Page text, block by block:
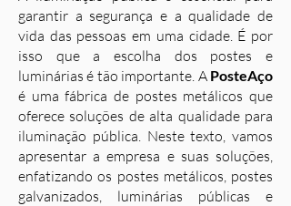
garantir a segurança e a qualidade de
vida das pessoas em uma cidade. É por
isso que a escolha dos postes e
luminárias é tão importante. A PosteAço
é uma fábrica de postes metálicos que
oferece soluções de alta qualidade para
iluminação pública. Neste texto, vamos
apresentar a empresa e suas soluções,
enfatizando os postes metálicos, postes
galvanizados, luminárias públicas e